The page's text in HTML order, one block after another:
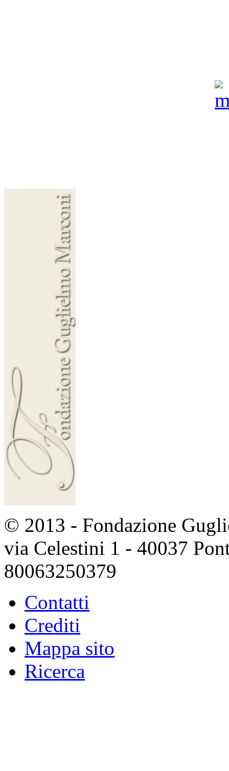
© 2013 - Fondazione
via Celestini 1 - 40037
80063250379
Contatti
Crediti
Mappa sito
Ricerca